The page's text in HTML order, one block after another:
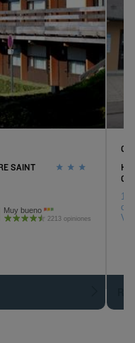
SAINT
Muy bueno
2213 opiniones
10